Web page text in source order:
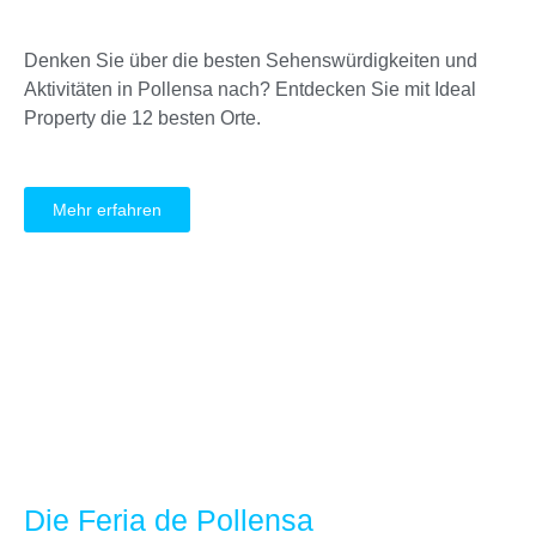
Denken Sie über die besten Sehenswürdigkeiten und
Aktivitäten in Pollensa nach? Entdecken Sie mit Ideal
Property die 12 besten Orte.
Mehr erfahren
Die Feria de Pollensa